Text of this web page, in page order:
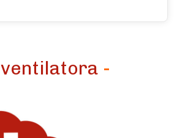
ventilatora -